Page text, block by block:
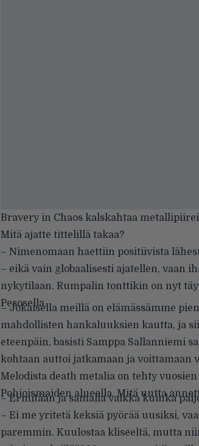
Bravery in Chaos kalskahtaa
Mitä ajatte tittelillä takaa?
– Nimenomaan haettiin positiivista
– eikä vain globaalisesti ajatellen, vaan
nykytilaan. Rumpalin tonttikin on nyt
Pesosella.
– Jokaisella meillä on elämässämme
mahdollisten hankaluuksien kautta, ja
eteenpäin, basisti Samppa Sallanniemi
kohtaan auttoi jatkamaan ja voittamaan
Melodista death metalia on tehty
Pohjoismaiden alueella. Mitä uutta
– Ei mitään ja samalla vaikka kuinka
– Ei me yritetä keksiä pyörää uusiksi,
paremmin. Kuulostaa kliseeltä, mutta